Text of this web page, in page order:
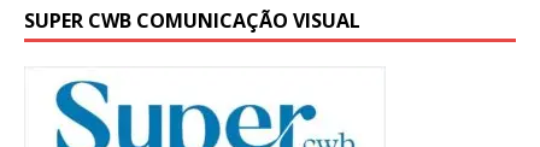
SUPER CWB COMUNICAÇÃO VISUAL